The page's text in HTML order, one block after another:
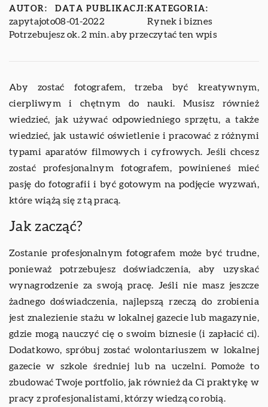
AUTOR:
zapytajoto
DATA PUBLIKACJI:
08-01-2022
KATEGORIA:
Rynek i biznes
Potrzebujesz ok. 2 min. aby przeczytać ten wpis
Aby zostać fotografem, trzeba być kreatywnym,
cierpliwym i chętnym do nauki. Musisz również
wiedzieć, jak używać odpowiedniego sprzętu, a także
wiedzieć, jak ustawić oświetlenie i pracować z różnymi
typami aparatów filmowych i cyfrowych. Jeśli chcesz
zostać profesjonalnym fotografem, powinieneś mieć
pasję do fotografii i być gotowym na podjęcie wyzwań,
które wiążą się z tą pracą.
Jak zacząć?
Zostanie profesjonalnym fotografem może być trudne,
ponieważ potrzebujesz doświadczenia, aby uzyskać
wynagrodzenie za swoją pracę. Jeśli nie masz jeszcze
żadnego doświadczenia, najlepszą rzeczą do zrobienia
jest znalezienie stażu w lokalnej gazecie lub magazynie,
gdzie mogą nauczyć cię o swoim biznesie (i zapłacić ci).
Dodatkowo, spróbuj zostać wolontariuszem w lokalnej
gazecie w szkole średniej lub na uczelni. Pomoże to
zbudować Twoje portfolio, jak również da Ci praktykę w
pracy z profesjonalistami, którzy wiedzą co robią.